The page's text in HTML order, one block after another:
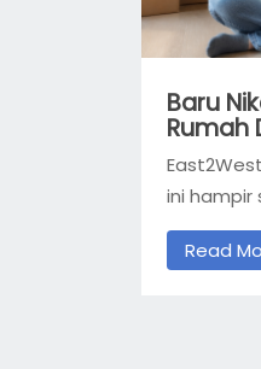
Baru
Rumah
ini hampir
Read